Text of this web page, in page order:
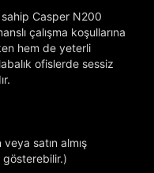
Casper N200
çalışma koşullarına
hem de yeterli
ofislerde sessiz
satın almış